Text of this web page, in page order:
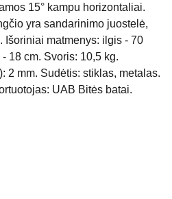
15° kampu horizontaliai.
yra sandarinimo juostelė,
Išoriniai matmenys: ilgis - 70
18 cm. Svoris: 10,5 kg.
2 mm. Sudėtis: stiklas, metalas.
UAB Bitės batai.